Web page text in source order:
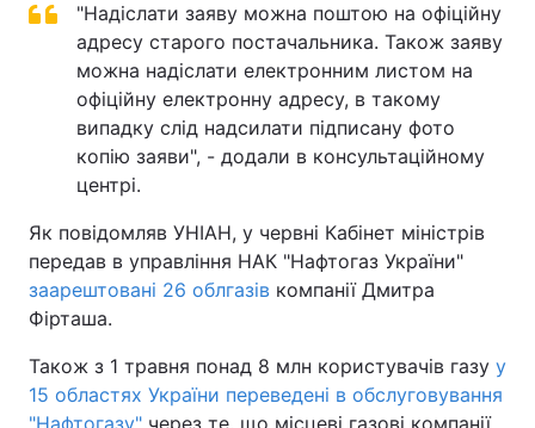
"Надіслати заяву можна поштою на офіційну
адресу старого постачальника. Також заяву
можна надіслати електронним листом на
офіційну електронну адресу, в такому
випадку слід надсилати підписану фото
копію заяви", - додали в консультаційному
центрі.
Як повідомляв УНІАН, у червні Кабінет міністрів
передав в управління НАК "Нафтогаз України"
заарештовані 26 облгазів компанії Дмитра
Фірташа.
Також з 1 травня понад 8 млн користувачів газу у
15 областях України переведені в обслуговування
"Нафтогазу" через те, що місцеві газові компанії